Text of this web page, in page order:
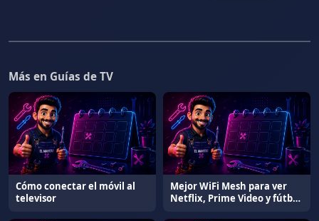
Más en Guías de TV
Cómo conectar el móvil al
televisor
Mejor WiFi Mesh para ver
Netflix, Prime Video y fútbol